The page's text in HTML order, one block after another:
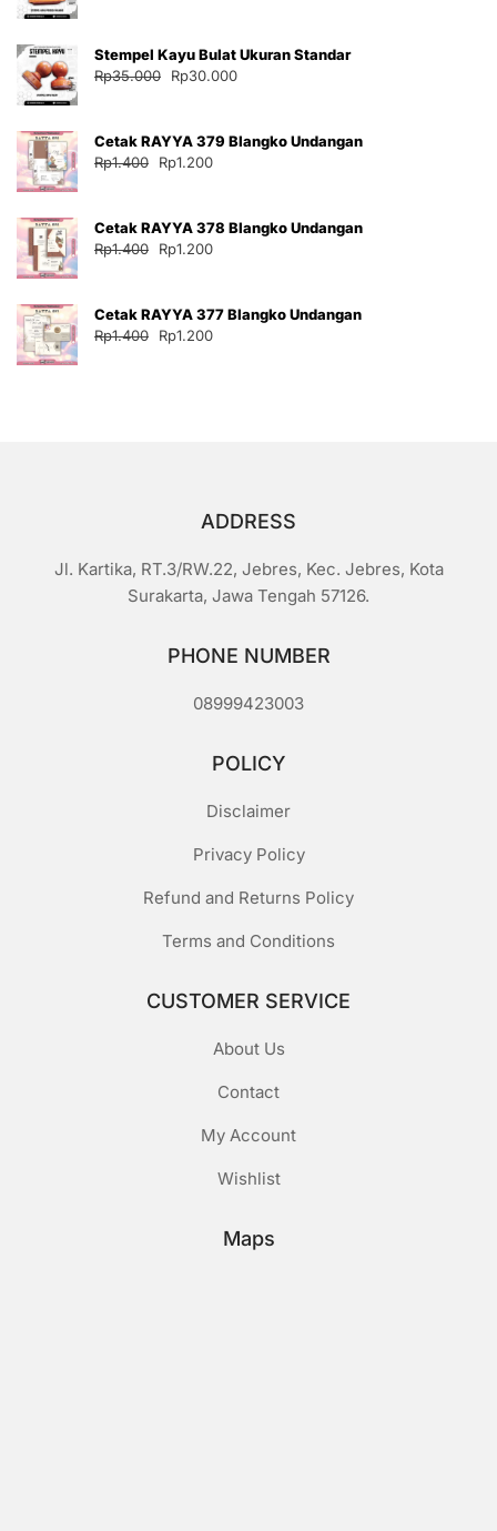
Rp35.000. adalah:
Stempel Kayu Bulat Ukuran Standar
Rp35.000
Harga
Rp35.000.
Rp30.000
adalah:
Cetak RAYYA 379 Blangko Undangan
Rp1.400
Harga
Rp1.400.
Rp1.200
adalah:
Cetak RAYYA 378 Blangko Undangan
Rp1.400
Harga
Rp1.400.
Rp1.200
adalah:
Cetak RAYYA 377 Blangko Undangan
Rp1.400
Harga
Rp1.200
ADDRESS
Jl. Kartika, RT.3/RW.22, Jebres, Kec. Jebres, Kota
Surakarta, Jawa Tengah 57126.
PHONE NUMBER
08999423003
POLICY
Disclaimer
Privacy Policy
Refund and Returns Policy
Terms and Conditions
CUSTOMER SERVICE
About Us
Contact
My Account
Wishlist
Maps